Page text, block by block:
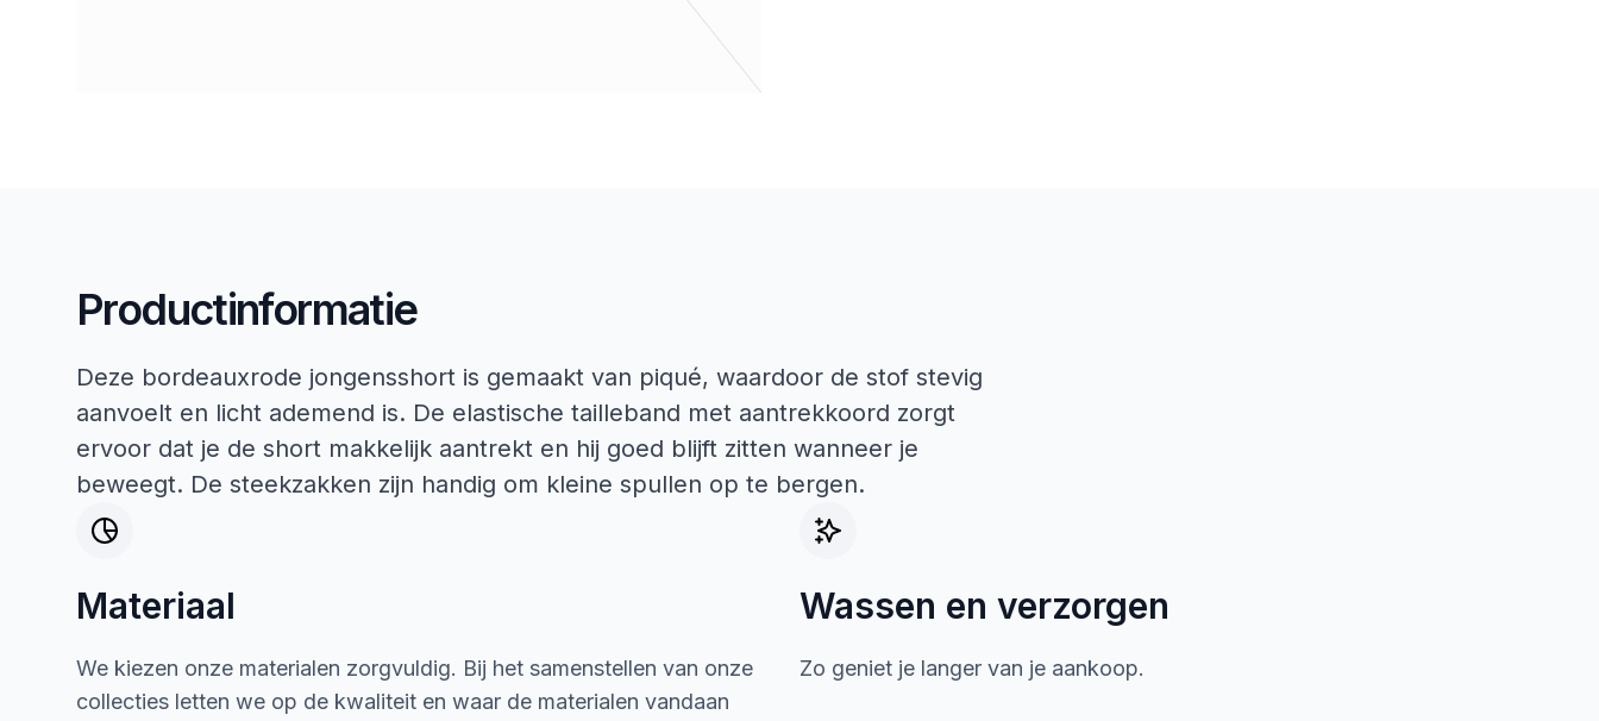
Productinformatie
Deze bordeauxrode jongensshort is gemaakt van piqué, waardoor de stof stevig
aanvoelt en licht ademend is. De elastische tailleband met aantrekkoord zorgt
ervoor dat je de short makkelijk aantrekt en hij goed blijft zitten wanneer je
beweegt. De steekzakken zijn handig om kleine spullen op te bergen.
Materiaal
We kiezen onze materialen zorgvuldig. Bij het samenstellen van onze
collecties letten we op de kwaliteit en waar de materialen vandaan
Wassen en verzorgen
Zo geniet je langer van je aankoop.